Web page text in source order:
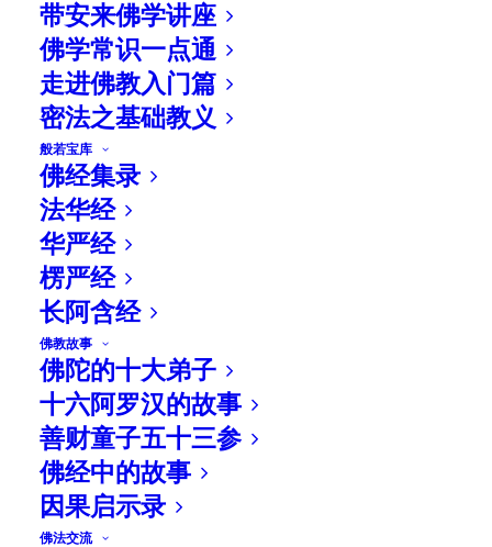
带安来佛学讲座
佛学常识一点通
走进佛教入门篇
密法之基础教义
般若宝库
佛经集录
法华经
华严经
楞严经
长阿含经
佛教故事
佛陀的十大弟子
十六阿罗汉的故事
善财童子五十三参
佛经中的故事
因果启示录
佛法交流